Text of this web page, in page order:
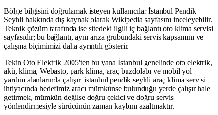
Bölge bilgisini doğrulamak isteyen kullanıcılar İstanbul Pendik
Seyhli hakkında dış kaynak olarak Wikipedia sayfasını inceleyebilir.
Teknik çözüm tarafında ise sitedeki ilgili iç bağlantı oto klima servisi
sayfasıdır; bu bağlantı, aynı arıza grubundaki servis kapsamını ve
çalışma biçimimizi daha ayrıntılı gösterir.
Tekin Oto Elektrik 2005'ten bu yana İstanbul genelinde oto elektrik,
akü, klima, Webasto, park klima, araç buzdolabı ve mobil yol
yardım alanlarında çalışır. istanbul pendik seyhli araç klima servisi
ihtiyacında hedefimiz aracı mümkünse bulunduğu yerde çalışır hale
getirmek, mümkün değilse doğru çekici ve doğru servis
yönlendirmesiyle sürücünün zaman kaybını azaltmaktır.